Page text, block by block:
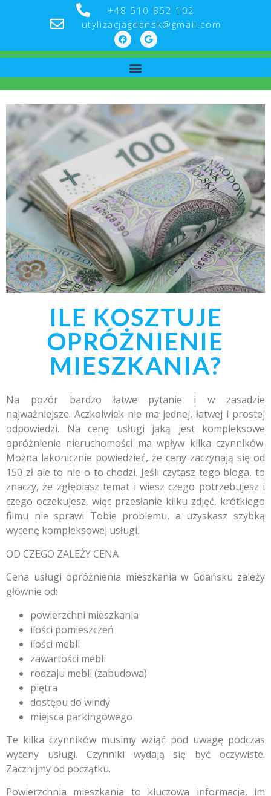
+48 510 852 102
utylizacjagdansk@gmail.com
ILE KOSZTUJE
OPRÓŻNIENIE
MIESZKANIA?
Na pozór bardzo łatwe pytanie i w zasadzie
najważniejsze. Aczkolwiek nie ma jednej, łatwej i prostej
odpowiedzi. Na cenę usługi jaką jest kompleksowe
opróżnienie nieruchomości ma wpływ kilka czynników.
Można lakonicznie powiedzieć, że ceny zaczynają się od
150 zł ale to nie o to chodzi. Jeśli czytasz tego bloga, to
znaczy, że zgłębiasz temat i wiesz czego potrzebujesz i
czego oczekujesz, więc przesłanie kilku zdjęć, krótkiego
filmu nie sprawi Tobie problemu, a uzyskasz szybką
wycenę kompleksowej usługi.
OD CZEGO ZALEŻY CENA
Cena usługi opróżnienia mieszkania w Gdańsku zależy
głównie od:
powierzchni mieszkania
ilości pomieszczeń
ilości mebli
zawartości mebli
rodzaju mebli (zabudowa)
piętra
dostępu do windy
miejsca parkingowego
Te kilka czynników musimy wziąć pod uwagę podczas
wyceny usługi. Czynniki wydają się być oczywiste.
Zacznijmy od początku.
Powierzchnia mieszkania to kluczowa informacja, im